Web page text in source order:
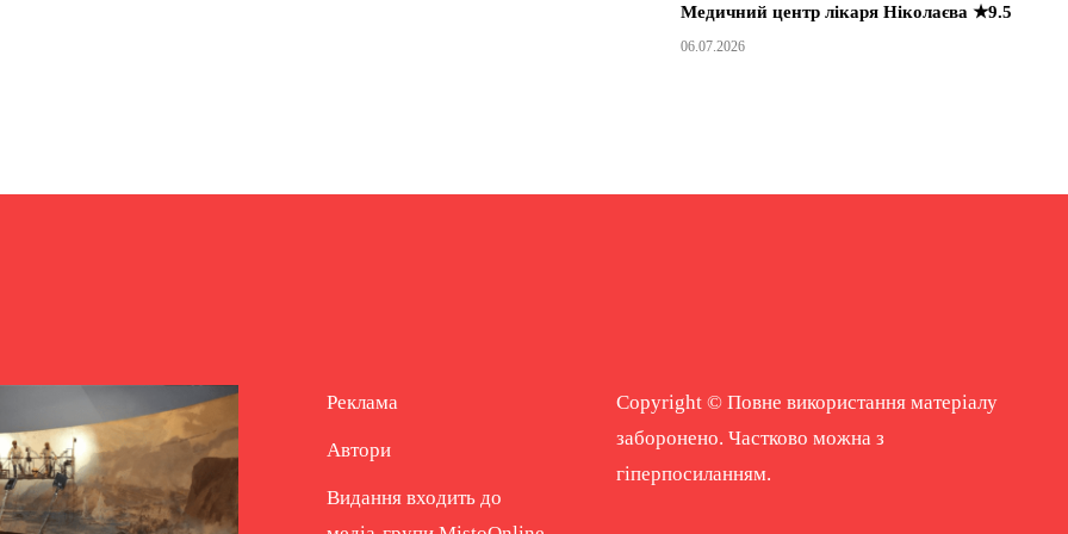
Медичний центр лікаря Ніколаєва ★9.5
06.07.2026
Реклама
Автори
Видання входить до
Copyright © Повне використання матеріалу
заборонено. Частково можна з
гіперпосиланням.